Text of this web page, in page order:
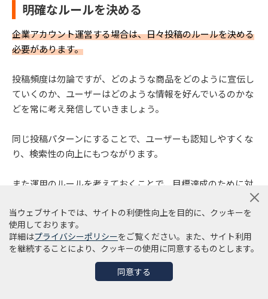
明確なルールを決める
企業アカウント運営する場合は、日々投稿のルールを決める
必要があります。
投稿頻度は勿論ですが、どのような商品をどのように宣伝し
ていくのか、ユーザーはどのような情報を好んでいるのかな
どを常に考え発信していきましょう。
同じ投稿パターンにすることで、ユーザーも認知しやすくな
り、検索性の向上にもつながります。
また運用のルールを考えておくことで、目標達成のために対
PDCAを回す
ユーザーの傾向をつかむためには、画像や動画を投稿した内
容にユーザーがどのように反応しているのか分析する必要が
当ウェブサイトでは、サイトの利便性向上を目的に、クッキーを
使用しております。
詳細はプライバシーポリシーをご覧ください。また、サイト利用
を継続することにより、クッキーの使用に同意するものとします。
同意する